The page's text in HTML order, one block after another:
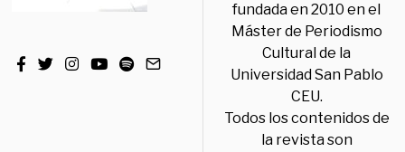
fundada en 2010 en el
Máster de Periodismo
Cultural de la
Universidad San Pablo
CEU.
Todos los contenidos de
la revista son